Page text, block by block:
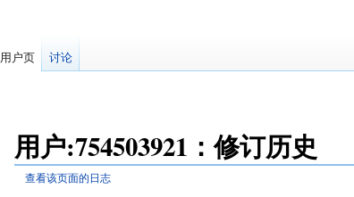
因近日
用户:754503921：修订历史
查看该页面的日志
用户页 讨论